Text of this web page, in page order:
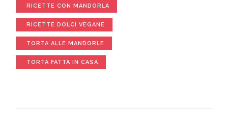
RICETTE CON MANDORLA
RICETTE DOLCI VEGANE
TORTA ALLE MANDORLE
TORTA FATTA IN CASA